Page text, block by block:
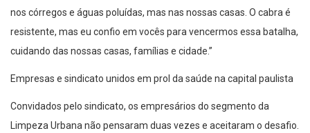
nos córregos e águas poluídas, mas nas nossas casas. O cabra é
resistente, mas eu confio em vocês para vencermos essa batalha,
cuidando das nossas casas, famílias e cidade.”
Empresas e sindicato unidos em prol da saúde na capital paulista
Convidados pelo sindicato, os empresários do segmento da
Limpeza Urbana não pensaram duas vezes e aceitaram o desafio.